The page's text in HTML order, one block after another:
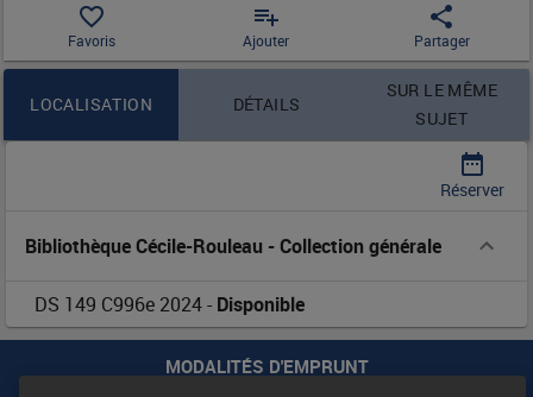
Sylvain
Cypel
favorite_border
Favoris
playlist_add
Ajouter
share
Partager
Contenu de la notice
LOCALISATION DÉTAILS
SUR LE MÊME
SUJET
date_range
Réserver
Bibliothèque Cécile-Rouleau -Collection générale
DS 149 C996e 2024- Disponible
MODALITÉS D'EMPRUNT